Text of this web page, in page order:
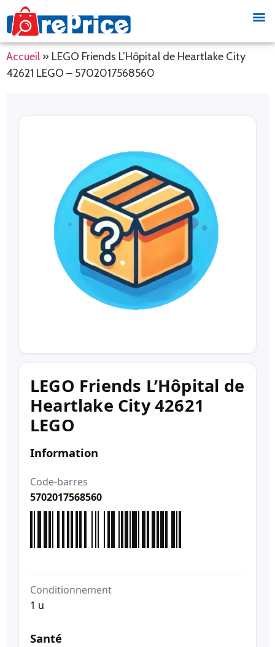
Accueil » LEGO Friends L’Hôpital de Heartlake City
42621 LEGO – 5702017568560
LEGO Friends L’Hôpital de
Heartlake City 42621
LEGO
Information
Code-barres
5702017568560
Conditionnement
1 u
Santé